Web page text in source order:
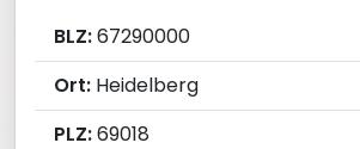
BLZ:67290000
Ort: Heidelberg
PLZ:69018